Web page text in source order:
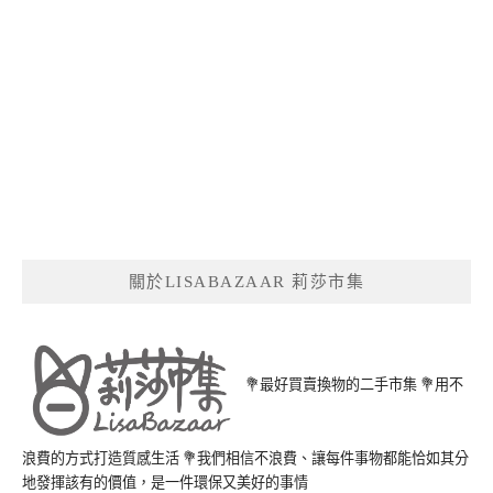
關於LISABAZAAR 莉莎市集
💐最好買賣換物的二手市集 💐用不
浪費的方式打造質感生活 💐我們相信不浪費、讓每件事物都能恰如其分
地發揮該有的價值，是一件環保又美好的事情